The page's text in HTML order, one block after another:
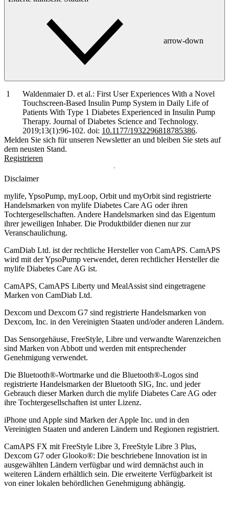
arrow-down
Waldenmaier D. et al.: First User Experiences With a Novel
Touchscreen-Based Insulin Pump System in Daily Life of
Patients With Type 1 Diabetes Experienced in Insulin Pump
Therapy. Journal of Diabetes Science and Technology.
2019;13(1):96-102. doi: 10.1177/1932296818785386.
Melden Sie sich für unseren Newsletter an und bleiben Sie stets auf
dem neusten Stand.
Registrieren
Disclaimer
mylife, YpsoPump, myLoop, Orbit und myOrbit sind registrierte
Handelsmarken von mylife Diabetes Care AG oder ihren
Tochtergesellschaften. Andere Handelsmarken sind das Eigentum
ihrer jeweiligen Inhaber. Die Produktbilder dienen nur zur
Veranschaulichung.
CamDiab Ltd. ist der rechtliche Hersteller von CamAPS. CamAPS
wird mit der YpsoPump verwendet, deren rechtlicher Hersteller die
mylife Diabetes Care AG ist.
CamAPS, CamAPS Liberty und MealAssist sind eingetragene
Marken von CamDiab Ltd.
Dexcom und Dexcom G7 sind registrierte Handelsmarken von
Dexcom, Inc. in den Vereinigten Staaten und/oder anderen Ländern.
Das Sensorgehäuse, FreeStyle, Libre und verwandte Warenzeichen
sind Marken von Abbott und werden mit entsprechender
Genehmigung verwendet.
Die Bluetooth®-Wortmarke und die Bluetooth®-Logos sind
registrierte Handelsmarken der Bluetooth SIG, Inc. und jeder
Gebrauch dieser Marken durch die mylife Diabetes Care AG oder
ihre Tochtergesellschaften ist unter Lizenz.
iPhone und Apple sind Marken der Apple Inc. und in den
Vereinigten Staaten und anderen Ländern und Regionen registriert.
CamAPS FX mit FreeStyle Libre 3, FreeStyle Libre 3 Plus,
Dexcom G7 oder Glooko®: Die beschriebene Innovation ist in
ausgewählten Ländern verfügbar und wird demnächst auch in
weiteren Ländern erhältlich sein. Die erweiterte Verfügbarkeit ist
von einer lokalen behördlichen Genehmigung abhängig.